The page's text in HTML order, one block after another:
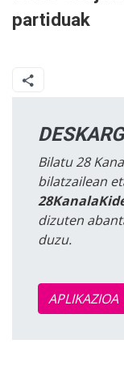
partiduak
Bilatu 28
bilatzailean
dizuten
duzu.
APLIKAZIOA